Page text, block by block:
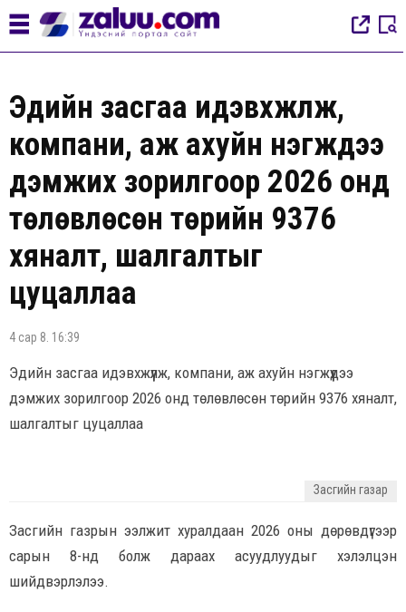
Эдийн засгаа идэвхжүүлж,
компани, аж ахуйн нэгжүүдээ
дэмжих зорилгоор 2026 онд
төлөвлөсөн төрийн 9376
хяналт, шалгалтыг
цуцаллаа
4 сар 8. 16:39
Эдийн засгаа идэвхжүүлж, компани, аж ахуйн нэгжүүдээ
дэмжих зорилгоор 2026 онд төлөвлөсөн төрийн 9376 хяналт,
шалгалтыг цуцаллаа
Засгийн газар
Засгийн газрын ээлжит хуралдаан 2026 оны дөрөвдүгээр
сарын 8-нд болж дараах асуудлуудыг хэлэлцэн
шийдвэрлэлээ.